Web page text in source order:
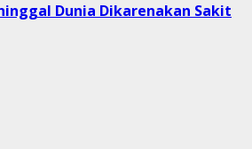
Dunia Dikarenakan Sakit